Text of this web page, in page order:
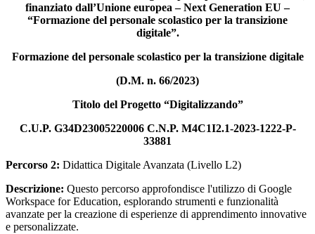
finanziato dall’Unione europea – Next Generation EU –
“Formazione del personale scolastico per la transizione
digitale”.
Formazione del personale scolastico per la transizione digitale
(D.M. n. 66/2023)
Titolo del Progetto “Digitalizzando”
C.U.P. G34D23005220006 C.N.P. M4C1I2.1-2023-1222-P-
33881
Percorso 2: Didattica Digitale Avanzata (Livello L2)
Descrizione: Questo percorso approfondisce l'utilizzo di Google
Workspace for Education, esplorando strumenti e funzionalità
avanzate per la creazione di esperienze di apprendimento innovative
e personalizzate.